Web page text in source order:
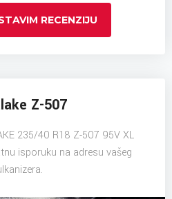
RECENZIJU
Z-507
235/40 R18 Z-507 95V XL
isporuku na adresu vašeg